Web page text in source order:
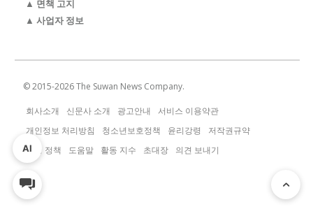
▲ 면책 고지
▲ 사업자 정보
© 2015-2026The Suwan News Company.
회사소개 신문사 소개 광고안내
서비스 이용약관
개인정보 처리방침
청소년보호정책 윤리강령
저작권규약
운영 정책
도움말 활동 지수 초대장 의견 보내기
AI